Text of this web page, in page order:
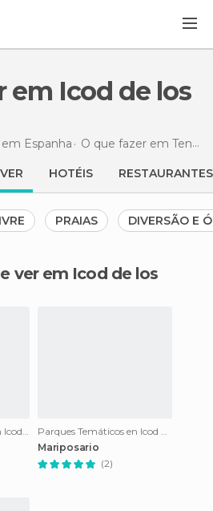
Espanha O que fazer em Tenerife
HOTÉIS RESTAURANTES
PRAIAS DIVERSÃO E
De interesse cultural en Icod de los Vinos
Parques Temáticos en Icod de los Vinos
Mariposario
(2)